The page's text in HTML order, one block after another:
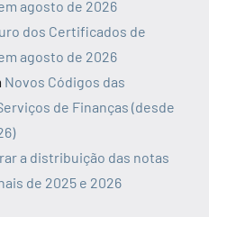
agosto de 2026
dos Certificados de
agosto de 2026
Novos Códigos das
de Finanças (desde
a distribuição das notas
de 2025 e 2026